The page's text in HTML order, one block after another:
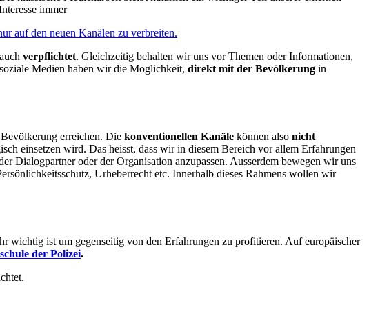
immer
auf den neuen Kanälen zu verbreiten.
auch verpflichtet. Gleichzeitig behalten wir uns vor Themen oder Informationen,
Medien haben wir die Möglichkeit, direkt mit der Bevölkerung in
erreichen. Die konventionellen Kanäle können also nicht
einsetzen wird. Das heisst, dass wir in diesem Bereich vor allem Erfahrungen
Dialogpartner oder der Organisation anzupassen. Ausserdem bewegen wir uns
Urheberrecht etc. Innerhalb dieses Rahmens wollen wir
wichtig ist um gegenseitig von den Erfahrungen zu profitieren. Auf europäischer
der Polizei.